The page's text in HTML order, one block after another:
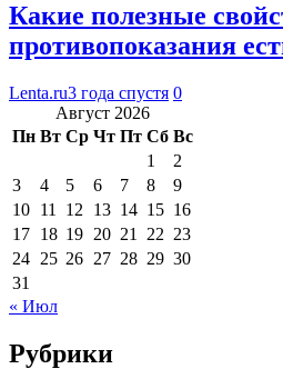
Какие полезные
противопоказания
Lenta.ru3 года спустя 0
Август 2026
Пн Вт Ср Чт Пт Сб Вс
1
2
3
4 5 6 7 8
9
10 11 12 13 14 15 16
17 18 19 20 21 22 23
24 25 26 27 28 29 30
31
« Июл
Рубрики